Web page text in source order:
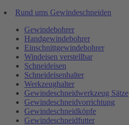
Rund ums Gewindeschneiden
Gewindebohrer
Handgewindebohrer
Einschnittgewindebohrer
Windeisen verstellbar
Schneideisen
Schneideisenhalter
Werkzeughalter
Gewindeschneidwerkzeug Sätze
Gewindeschneidvorrichtung
Gewindeschneidköpfe
Gewindeschneidfutter